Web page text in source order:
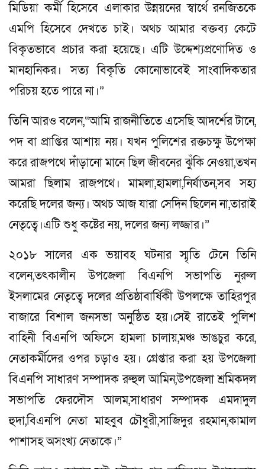
মিডিয়া কর্মী হিসেবে এলাকার উন্নয়নের স্বার্থে রনজিতকে
এমপি হিসেবে দেখতে চাই। অথচ আমার বক্তব্য কেটে
বিকৃতভাবে প্রচার করা হয়েছে। এটি উদ্দেশ্যপ্রণোদিত ও
মানহানিকর। সত্য বিকৃতি কোনোভাবেই সাংবাদিকতার
পরিচয় হতে পারে না।”
তিনি আরও বলেন,“আমি রাজনীতিতে এসেছি আদর্শের টানে,
পদ বা প্রাপ্তির আশায় নয়। যখন পুলিশের রক্তচক্ষু উপেক্ষা
করে রাজপথে দাঁড়ানো মানে ছিল জীবনের ঝুঁকি নেওয়া,তখন
আমরা ছিলাম রাজপথে। মামলা,হামলা,নির্যাতন,সব সহ্য
করেছি দলের জন্য। অথচ আজ যারা সেদিন ছিলেন না,তারাই
নেতৃত্বে।এটি শুধু কষ্টের নয়, দলের জন্য লজ্জার।”
২০১৮ সালের এক ভয়াবহ ঘটনার স্মৃতি টেনে তিনি
বলেন,তৎকালীন উপজেলা বিএনপি সভাপতি নুরুল
ইসলামের নেতৃত্বে দলের প্রতিষ্ঠাবার্ষিকী উপলক্ষে তাহিরপুর
বাজারে বিশাল জনসভা অনুষ্ঠিত হয়।সেই রাতেই পুলিশ
বাহিনী বিএনপি অফিসে হামলা চালায়,মঞ্চ ভাঙচুর করে,
নেতাকর্মীদের ওপর চড়াও হয়। গ্রেপ্তার করা হয় উপজেলা
বিএনপি সাধারণ সম্পাদক রুহুল আমিন,উপজেলা শ্রমিকদল
সভাপতি ফেরদৌস আলম,সাধারণ সম্পাদক এমদাদুল
হুদা,বিএনপি নেতা মাহবুব চৌধুরী,সাজিদুর রহমান,কামাল
পাশাসহ অসংখ্য নেতাকে।”